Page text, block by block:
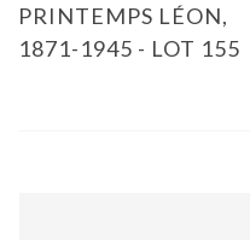
PRINTEMPS LÉON,
1871-1945 - LOT 155